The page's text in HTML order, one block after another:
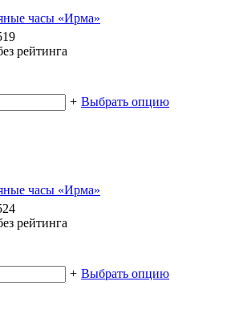
часы «Ирма»
рейтинга
+ Выбрать опцию
часы «Ирма»
рейтинга
+ Выбрать опцию